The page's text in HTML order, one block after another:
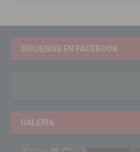
SÍGUENOS EN FACEBOOK
GALERIA